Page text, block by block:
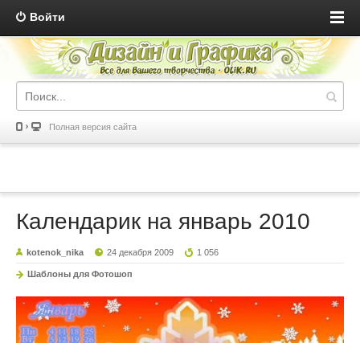
Войти
Полная версия сайта
Календарик на январь 2010
kotenok_nika 24 декабря 2009 1 056
Шаблоны для Фотошоп